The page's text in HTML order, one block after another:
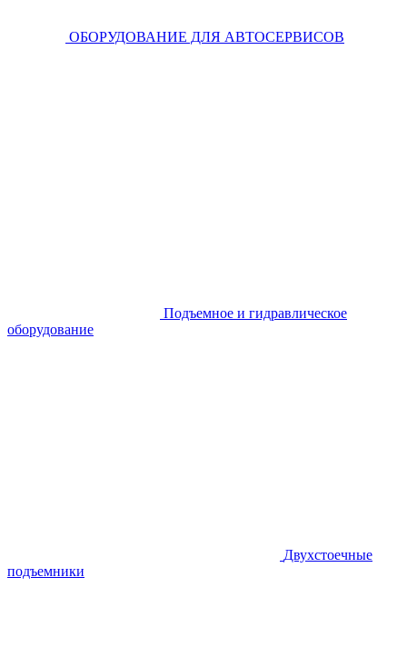
ОБОРУДОВАНИЕ ДЛЯ АВТОСЕРВИСОВ
Подъемное и гидравлическое
оборудование
Двухстоечные
подъемники